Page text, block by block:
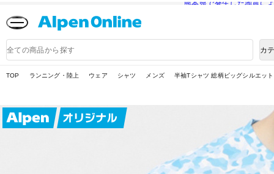
熊本県で発生した地震に
品
検
カ
TOP ランニング・陸上 ウェア シャツ メンズ 半袖Tシャツ 総柄ビッグシルエッ